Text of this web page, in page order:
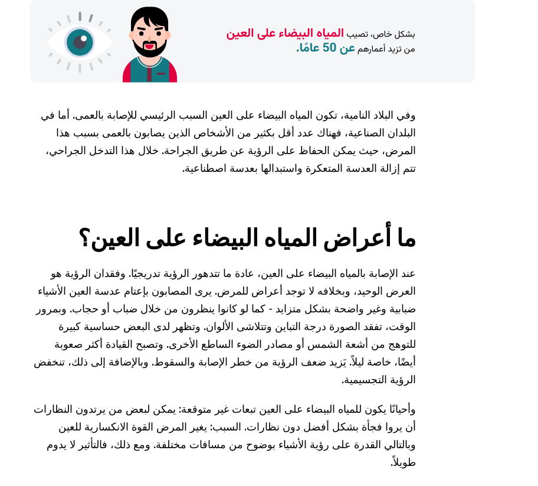
وفي البلاد النامية، تكون المياه البيضاء على العين السبب الرئيسي للإصابة بالعمى. أما في
البلدان الصناعية، فهناك عدد أقل بكثير من الأشخاص الذين يصابون بالعمى بسبب هذا
المرض، حيث يمكن الحفاظ على الرؤية عن طريق الجراحة. خلال هذا التدخل الجراحي،
تتم إزالة العدسة المتعكرة واستبدالها بعدسة اصطناعية.
ما أعراض المياه البيضاء على العين؟
عند الإصابة بالمياه البيضاء على العين، عادة ما تتدهور الرؤية تدريجيًا. وفقدان الرؤية هو
العرض الوحيد، وبخلافه لا توجد أعراض للمرض. يرى المصابون بإعتام عدسة العين الأشياء
ضبابية وغير واضحة بشكل متزايد - كما لو كانوا ينظرون من خلال ضباب أو حجاب. وبمرور
الوقت، تفقد الصورة درجة التباين وتتلاشى الألوان. وتظهر لدى البعض حساسية كبيرة
للتوهج من أشعة الشمس أو مصادر الضوء الساطع الأخرى. وتصبح القيادة أكثر صعوبة
أيضًا، خاصة ليلاً. يَزيد ضعف الرؤية من خطر الإصابة والسقوط. وبالإضافة إلى ذلك، تنخفض
الرؤية التجسيمية.
وأحيانًا يكون للمياه البيضاء على العين تبعات غير متوقعة: يمكن لبعض من يرتدون النظارات
أن يروا فجأة بشكل أفضل دون نظارات. السبب: يغير المرض القوة الانكسارية للعين
وبالتالي القدرة على رؤية الأشياء بوضوح من مسافات مختلفة. ومع ذلك، فالتأثير لا يدوم
طويلاً.